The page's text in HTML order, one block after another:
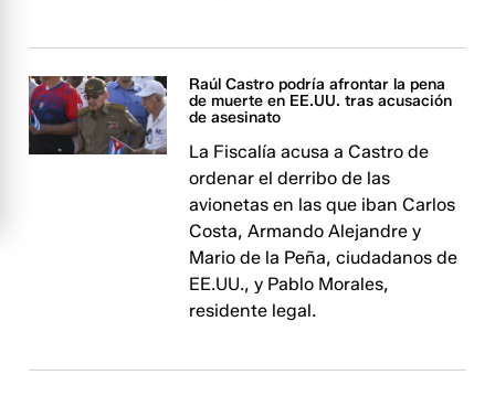
Raúl Castro podría afrontar la pena
de muerte en EE.UU. tras acusación
de asesinato
La Fiscalía acusa a Castro de
ordenar el derribo de las
avionetas en las que iban Carlos
Costa, Armando Alejandre y
Mario de la Peña, ciudadanos de
EE.UU., y Pablo Morales,
residente legal.